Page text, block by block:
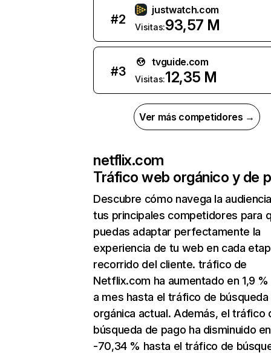
#2
justwatch.com
Visitas:93,57 M
#3
tvguide.com
Visitas:12,35 M
Ver más competidores →
netflix.com
Tráfico web orgánico y de
Descubre cómo navega la
tus principales competidores para
puedas adaptar perfectamente la
experiencia de tu web en cada
recorrido del cliente. tráfico de
Netflix.com ha aumentado en 1,9
a mes hasta el tráfico de búsqueda
orgánica actual. Además, el tráfico
búsqueda de pago ha disminuido en
-70,34 % hasta el tráfico de